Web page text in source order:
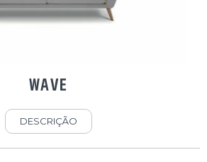
WAVE
DESCRIÇÃO